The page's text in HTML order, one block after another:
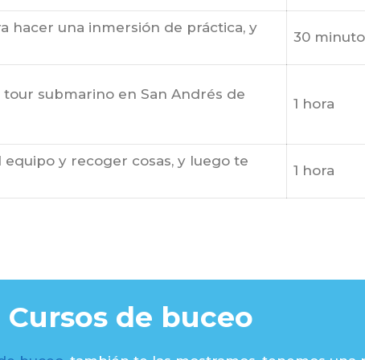
hacer una inmersión de práctica, y
30
submarino en San Andrés de
1 hora
y recoger cosas, y luego te
1 hora
Cursos de buceo